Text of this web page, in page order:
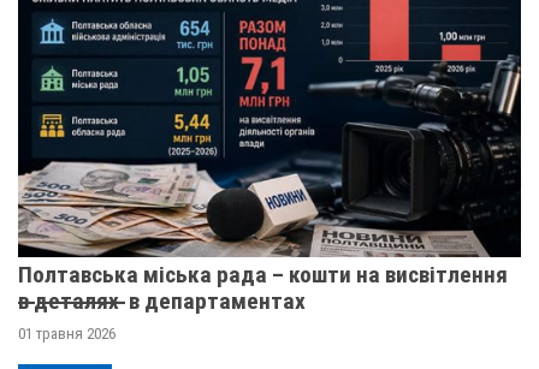
Полтавська міська рада – кошти на висвітлення
в̶ ̶д̶е̶т̶а̶л̶я̶х̶ ̶ в департаментах
01 травня 2026